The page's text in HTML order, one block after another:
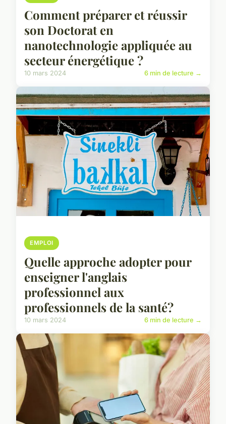
Comment préparer et réussir
son Doctorat en
nanotechnologie appliquée au
secteur énergétique ?
10 mars 2024 6 min de lecture →
EMPLOI
Quelle approche adopter pour
enseigner l'anglais
professionnel aux
professionnels de la santé?
10 mars 2024 6 min de lecture →